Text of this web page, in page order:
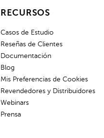
RECURSOS
Casos de Estudio
Reseñas de Clientes
Documentación
Blog
Mis Preferencias de Cookies
Revendedores y Distribuidores
Webinars
Prensa